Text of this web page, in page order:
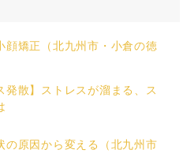
顔矯正（北九州市・小倉の徳
発散】ストレスが溜まる、ス
の原因から変える（北九州市